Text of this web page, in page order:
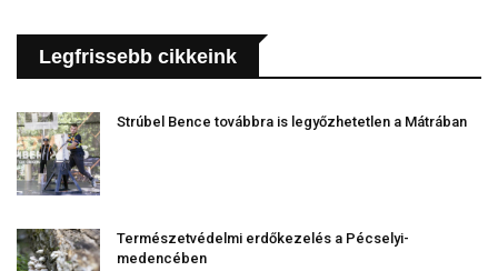
Legfrissebb cikkeink
Strúbel Bence továbbra is legyőzhetetlen a Mátrában
Természetvédelmi erdőkezelés a Pécselyi-
medencében